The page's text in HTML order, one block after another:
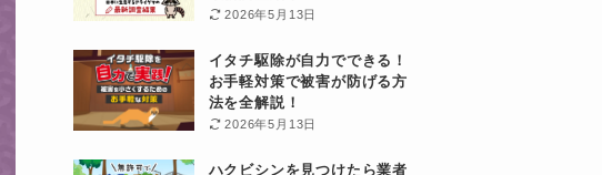
2026年5月13日
イタチ駆除が自力でできる！
お手軽対策で被害が防げる方
法を全解説！
2026年5月13日
ハクビシンを見つけたら業者